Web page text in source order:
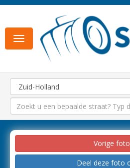
Toggle
navigation
Vorige foto
Deel deze foto